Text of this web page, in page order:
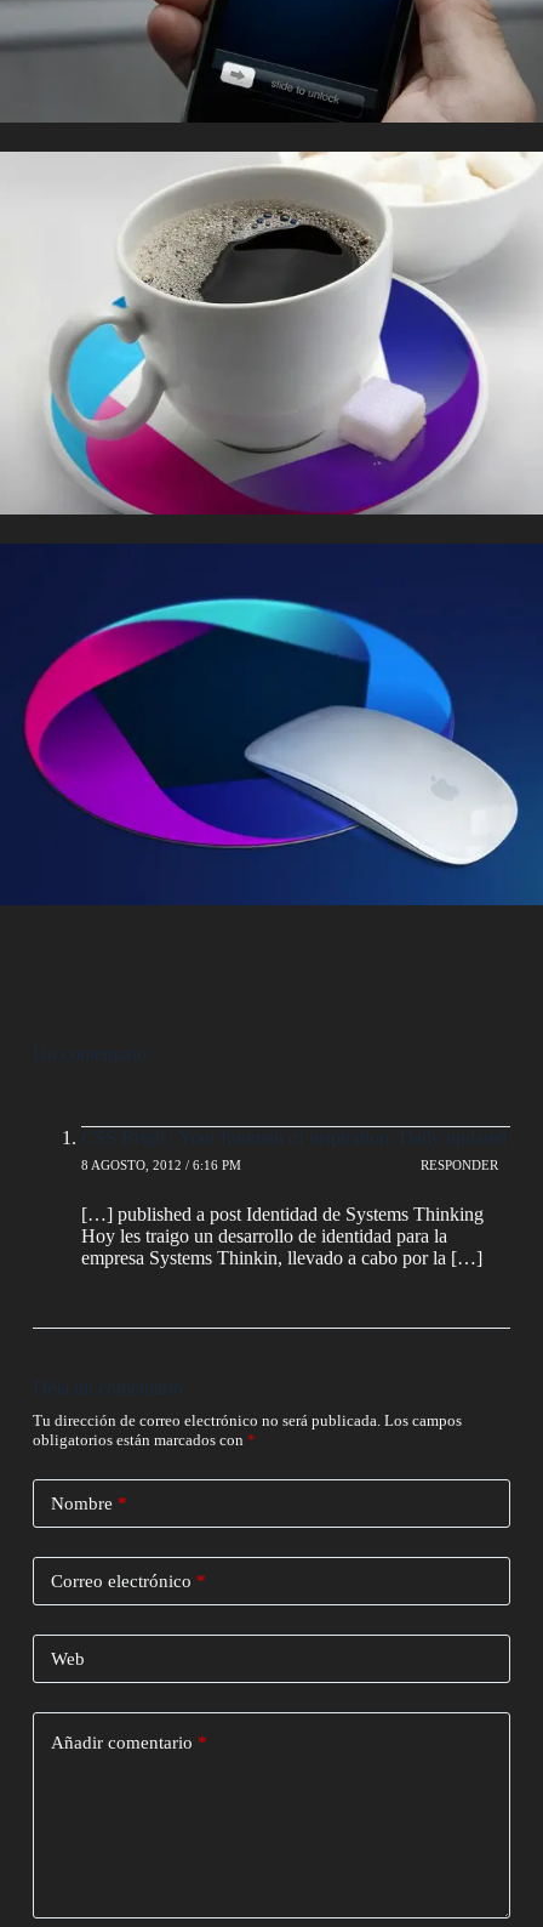
Un comentario
CSS Brigit | Your fountain of inspiration, Daily updated
8 AGOSTO, 2012 / 6:16 PM RESPONDER
[…] published a post Identidad de Systems Thinking
Hoy les traigo un desarrollo de identidad para la
empresa Systems Thinkin, llevado a cabo por la […]
Deja un comentario
Tu dirección de correo electrónico no será publicada. Los campos
obligatorios están marcados con *
Nombre *
Correo electrónico *
Web
Añadir comentario *